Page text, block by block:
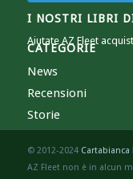
I NOSTRI LIBRI
Aiutate AZ Fleet
CATEGORIE
News
Recensioni
Storie
© 2012-2024
AZ Fleet non è in alcun